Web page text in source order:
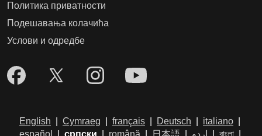
Политика приватности
Подешавања колачића
Услови и одредбе
English Cymraeg français Deutsch italiano
español
српски română 日本語| اردو বাংলা|